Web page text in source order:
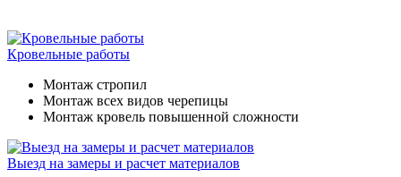
Кровельные работы
Монтаж стропил
Монтаж всех видов черепицы
Монтаж кровель повышенной сложности
Выезд на замеры и расчет материалов